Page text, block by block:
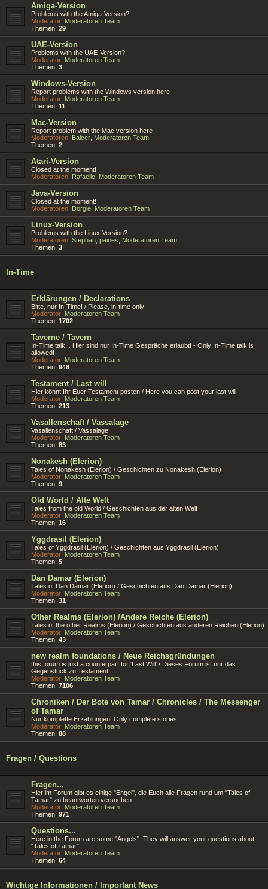
Amiga-Version
Problems with the Amiga-Version?!
Moderator: Moderatoren Team
Themen: 29
UAE-Version
Problems with the UAE-Version?!
Moderator: Moderatoren Team
Themen: 3
Windows-Version
Report problems with the Windows version here
Moderator: Moderatoren Team
Themen: 11
Mac-Version
Report problem with the Mac version here
Moderatoren: Balcer Moderatoren Team
Themen: 2
Atari-Version
Closed at the moment!
Moderatoren: Rafaello Moderatoren Team
Java-Version
Closed at the moment!
Moderatoren: Dorgie Moderatoren Team
Linux-Version
Problems with the Linux-Version?
Moderatoren: Stephan paines
Moderatoren Team
Themen: 3
In-Time
Erklärungen / Declarations
Bitte, nur In-Time! / Please, in-time only!
Moderator: Moderatoren Team
Themen: 1702
Taverne / Tavern
In-Time talk... Hier sind nur In-Time Gespräche erlaubt! - Only In-Time talk is
allowed!
Moderator: Moderatoren Team
Themen: 948
Testament / Last will
Hier könnt Ihr Euer Testament posten / Here you can post your last will
Moderator: Moderatoren Team
Themen: 213
Vasallenschaft / Vassalage
Vasallenschaft / Vassalage
Moderator: Moderatoren Team
Themen: 83
Nonakesh (Elerion)
Tales of Nonakesh (Elerion) / Geschichten zu Nonakesh (Elerion)
Moderator: Moderatoren Team
Themen: 9
Old World / Alte Welt
Tales from the old World / Geschichten aus der alten Welt
Moderator: Moderatoren Team
Themen: 16
Yggdrasil (Elerion)
Tales of Yggdrasil (Elerion) / Geschichten aus Yggdrasil (Elerion)
Moderator: Moderatoren Team
Themen: 5
Dan Damar (Elerion)
Tales of Dan Damar (Elerion) / Geschichten aus Dan Damar (Elerion)
Moderator: Moderatoren Team
Themen: 31
Other Realms (Elerion) /Andere Reiche (Elerion)
Tales of the other Realms (Elerion) / Geschichten aus anderen Reichen (Elerion)
Moderator: Moderatoren Team
Themen: 43
new realm foundations / Neue Reichsgründungen
this forum is just a counterpart for 'Last Will' / Dieses Forum ist nur das
Gegenstück zu Testament
Moderator: Moderatoren Team
Themen: 7106
Chroniken / Der Bote von Tamar / Chronicles / The Messenger
of Tamar
Nur komplette Erzählungen! Only complete stories!
Moderator: Moderatoren Team
Themen: 88
Fragen / Questions
Fragen...
Hier im Forum gibt es einige "Engel", die Euch alle Fragen rund um "Tales of
Tamar" zu beantworten versuchen.
Moderator: Moderatoren Team
Themen: 971
Questions...
Here in the Forum are some "Angels". They will answer your questions about
"Tales of Tamar".
Moderator: Moderatoren Team
Themen: 64
Wichtige Informationen / Important News